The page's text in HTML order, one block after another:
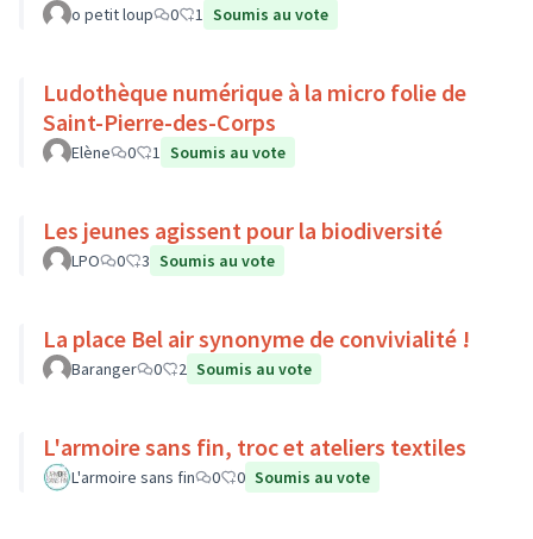
o petit loup 0 1 Soumis au vote
Ludothèque numérique à la micro folie de
Saint-Pierre-des-Corps
Elène 0 1 Soumis au vote
Les jeunes agissent pour la biodiversité
LPO 0 3 Soumis au vote
La place Bel air synonyme de convivialité !
Baranger 0 2 Soumis au vote
L'armoire sans fin, troc et ateliers textiles
L'armoire sans fin 0 0 Soumis au vote